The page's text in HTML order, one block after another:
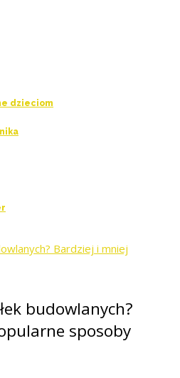
dzieciom
budowlanych?
sposoby